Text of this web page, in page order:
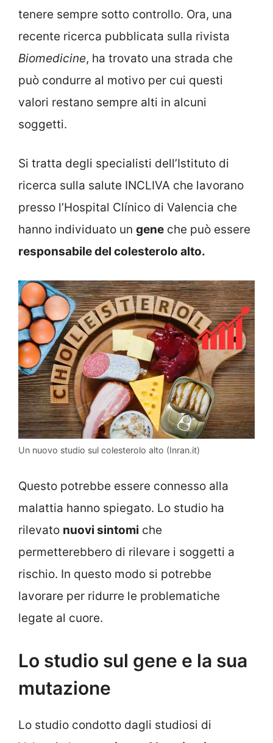
tenere sempre sotto controllo. Ora, una
recente ricerca pubblicata sulla rivista
Biomedicine, ha trovato una strada che
può condurre al motivo per cui questi
valori restano sempre alti in alcuni
soggetti.
Si tratta degli specialisti dell’Istituto di
ricerca sulla salute INCLIVA che lavorano
presso l’Hospital Clínico di Valencia che
hanno individuato un gene che può essere
responsabile del colesterolo alto.
Un nuovo studio sul colesterolo alto (Inran.it)
Questo potrebbe essere connesso alla
malattia hanno spiegato. Lo studio ha
rilevato nuovi sintomi che
permetterebbero di rilevare i soggetti a
rischio. In questo modo si potrebbe
lavorare per ridurre le problematiche
legate al cuore.
Lo studio sul gene e la sua
mutazione
Lo studio condotto dagli studiosi di